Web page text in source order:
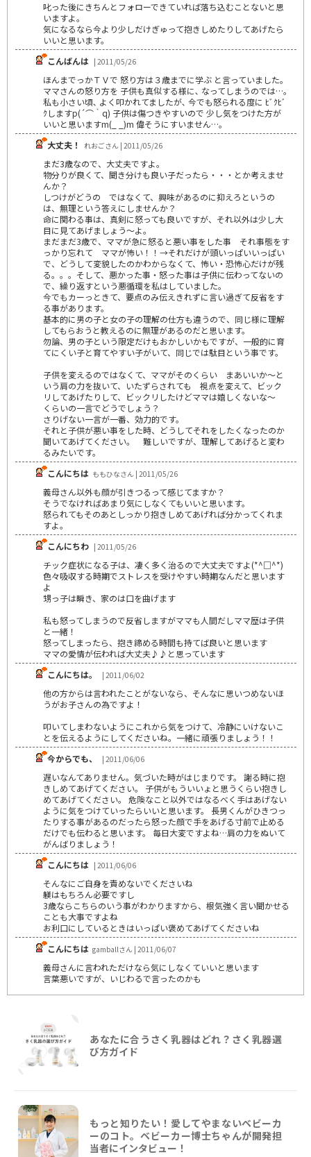
叱った後にきちんとフォローできていれば落ち込むことないと思
いますよ。
気になるなら今より少しだけぎゅって抱きしめたりしてあげたら
いいと思います。
こんばんは | 2011/05/26
ほんまでっかＴＶで 怒り方は３歳までに学ぶ と言っていました｡
ママさんの怒り方を 子供も真似する様に､ なってしまうのでは…｡
私も小さい頃､ よく叩かれてましたが､ 今でも怒られる度に ﾋﾞｸﾋﾞ
ｸしますp(´⌒｀q) 子供は傷つきやすいので 少し気をつけた方が
いいと思いますm(_ _)m 偉そうにすいません…｡
大丈夫！
れおごさん | 2011/05/26
まだ3歳なので、大丈夫ですよ。
物分りが良くて、聞き分けも良い子だったら・・・とか考えませ
んか？
しつけがどうの ではなくて、興味があるのに抑えろというの
は、無理という答えにしませんか？
命に関わる事は、真剣に怒っても良いですが、それ以外は少し大
目に見てあげましょう～よ。
まだまだ3歳で、ママが急に怒ると悪い事をした事 それ事態をす
っかり忘れて ママが怖い！！→それだけが頭いっぱいいっぱい
で、どうして変貌したのかわからなくて、怖い・恐怖心だけが残
る。。。そして、悪かった事・怒った事は子供に伝わってないの
で、繰り返すという悪循環を私はしていました。
今でもカーっときて、要点のみ伝えきれずに言い過ぎて反省をす
る事があります。
基本的に男の子と女の子の理解の仕方も違うので、同じ様に理解
してもらおうと教えるのに無理があるのだと思います。
勿論、男の子という限定だけもおかしいかもですが、一般的に育
てにくい子と育てやすい子がいて、同じでは駄目という事です。
子供を変えるのではなくて、ママがそのくらい まあいいか～と
いう肩の力を抜いて、いたずらされても 視点を変えて、ビック
リしてあげたりして、ビックリしたけどママは嬉しくないな～
くらいの一言でどうでしょう？
さりげない一言が一番、効力的です。
それと子供が悪い事をした時、どうしてそれをしたくなったのか
聞いてあげてください。 難しいですが、理解してあげると変わ
るみたいです。
こんにちは ももひなさん | 2011/05/26
義母さん以外も顔が引きつるって感じてますか？
そうでなければあまり気にしなくてもいいと思います。
怒られてもそのあとしっかり抱きしめてあげれば分かってくれま
すよ。
こんにちわ | 2011/05/26
チック症状になる子は、凄く多く治るので大丈夫ですよ(*^□^*)
色々吸収する時期でストレスを受けやすい時期なんだと思います
よ
甥っ子は瞬き、家のは口を曲げます
私も怒ってしまうので反省しますがママも人間だしママ歴は子供
と一緒！
怒ってしまったら、抱き締める時間も持てば良いと思います
ママの愛情が伝われば大丈夫♪♪と思っています
こんにちは。
| 2011/06/02
他の方からは言われたことがないなら、そんなに思いつめないほ
うがお子さんの為ですよ！
叩いてしまわないようにこれから気をつけて、冷静にいけないこ
とを伝えるようにしてくださいね。一緒に頑張りましょう！！
今からでも、
| 2011/06/06
遅いなんてありません。気づいた時がはじまりです。 謝る時に抱
きしめてあげてください。 子供がもういいょと思うくらい抱きし
めてあげてください。 危険なこと以外ではなるべく手はあげない
ように気をつけていったらいいと思います。 長男くんがひきつっ
たりする事があるのだったら怒った顔で手をあげる寸前で止める
だけでも伝わると思います。 毎日大変ですよね…肩の力をぬいて
がんばりましょう！
こんにちは | 2011/06/06
そんなにご自身を責めないでくださいね
躾はもちろん必要ですし
3歳ならこちらのいう事がわかりますから、根気強く言い聞かせる
ことも大事ですよね
お利口にしているときはいっぱい褒めてあげてくださいね
こんにちは gamballさん | 2011/06/07
義母さんに言われただけなら気にしなくていいと思います
言葉悪いですが、いじわるで言ったのかも
あなたに合うさく乳器はどれ？さく乳器選
び方ガイド
もっと知りたい！愛してやまないベビーカ
ーのコト。ベビーカー博士ちゃんが開発担
当者にインタビュー！